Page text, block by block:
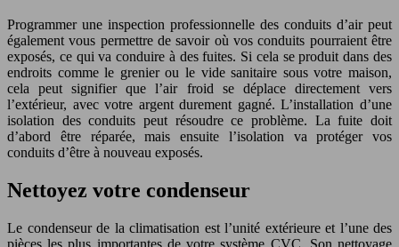
Programmer une inspection professionnelle des conduits d’air peut
également vous permettre de savoir où vos conduits pourraient être
exposés, ce qui va conduire à des fuites. Si cela se produit dans des
endroits comme le grenier ou le vide sanitaire sous votre maison,
cela peut signifier que l’air froid se déplace directement vers
l’extérieur, avec votre argent durement gagné. L’installation d’une
isolation des conduits peut résoudre ce problème. La fuite doit
d’abord être réparée, mais ensuite l’isolation va protéger vos
conduits d’être à nouveau exposés.
Nettoyez votre condenseur
Le condenseur de la climatisation est l’unité extérieure et l’une des